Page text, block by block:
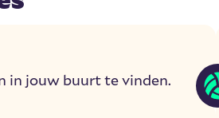
in jouw buurt te vinden.